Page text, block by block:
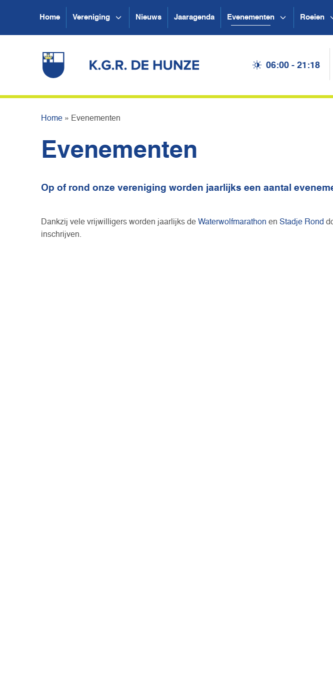
Home Vereniging Nieuws Jaaragenda Evenementen Roeien
06:00 - 21:18
Home » Evenementen
Evenementen
Op of rond onze vereniging worden jaarlijks een aantal
Dankzij vele vrijwilligers worden jaarlijks de Waterwolfmarathon en Stadje Rond
inschrijven.